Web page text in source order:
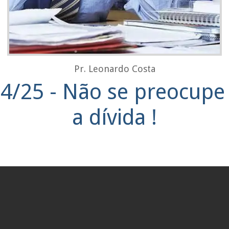
Pr. Leonardo Costa
25 - Não se
a dívida !